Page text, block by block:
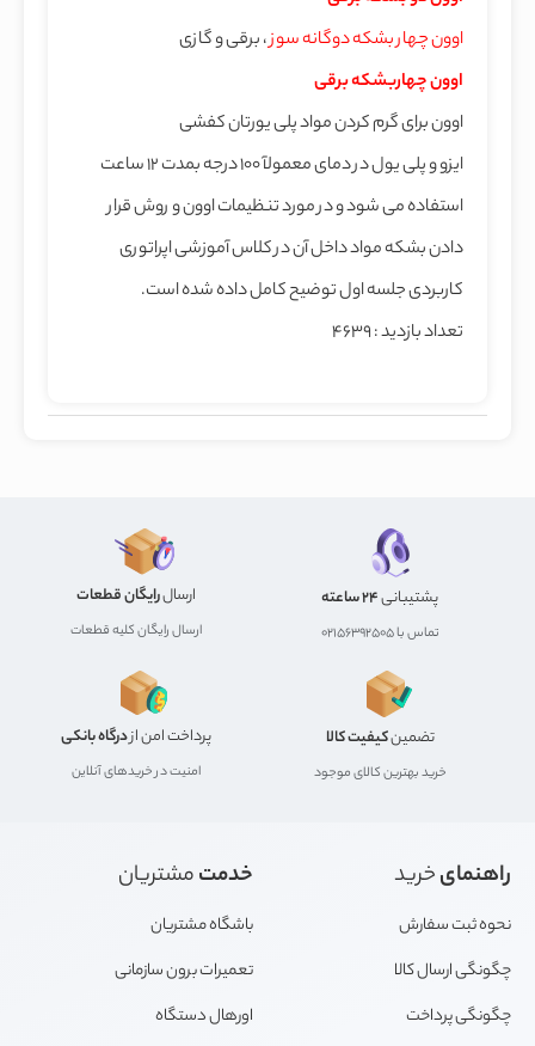
اوون چهار بشکه دوگانه سوز، برقی و گازی
اوون چهاربشکه برقی
اوون برای گرم کردن مواد پلی یورتان کفشی
ایزو و پلی یول در دمای معمولآ 100 درجه بمدت 12 ساعت
استفاده می شود و در مورد تنظیمات اوون و روش قرار
دادن بشکه مواد داخل آن در کلاس آموزشی اپراتوری
کاربردی جلسه اول توضیح کامل داده شده است.
تعداد بازدید : 4639
پشتیبانی24 ساعته
تماس با 02156392505
ارسالرایگان قطعات
ارسال رایگان کلیه قطعات
تضمینکیفیت کالا
خرید بهترین کالای موجود
پرداخت امن ازدرگاه بانکی
امنیت در خریدهای آنلاین
راهنمایخرید
نحوه ثبت سفارش
چگونگی ارسال کالا
چگونگی پرداخت
خدمتمشتریان
باشگاه مشتریان
تعمیرات برون سازمانی
اورهال دستگاه